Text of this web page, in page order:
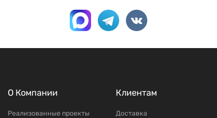
О Компании
Реализованные проекты
Клиентам
Доставка